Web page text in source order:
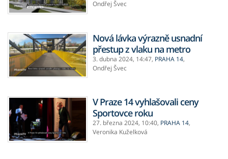
Ondřej Švec
Nová lávka výrazně usnadní
přestup z vlaku na metro
3. dubna 2024, 14:47, PRAHA 14,
Ondřej Švec
V Praze 14 vyhlašovali ceny
Sportovce roku
27. března 2024, 10:40, PRAHA 14,
Veronika Kuželková